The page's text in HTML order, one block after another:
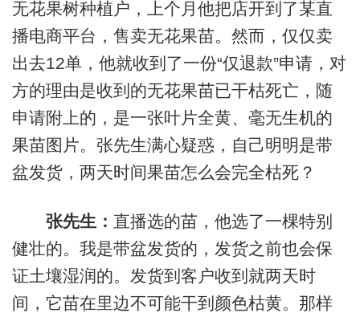
无花果树种植户，上个月他把店开到了某直
播电商平台，售卖无花果苗。然而，仅仅卖
出去12单，他就收到了一份“仅退款”申请，对
方的理由是收到的无花果苗已干枯死亡，随
申请附上的，是一张叶片全黄、毫无生机的
果苗图片。张先生满心疑惑，自己明明是带
盆发货，两天时间果苗怎么会完全枯死？
张先生： 直播选的苗，他选了一棵特别
健壮的。我是带盆发货的，发货之前也会保
证土壤湿润的。发货到客户收到就两天时
间，它苗在里边不可能干到颜色枯黄。那样